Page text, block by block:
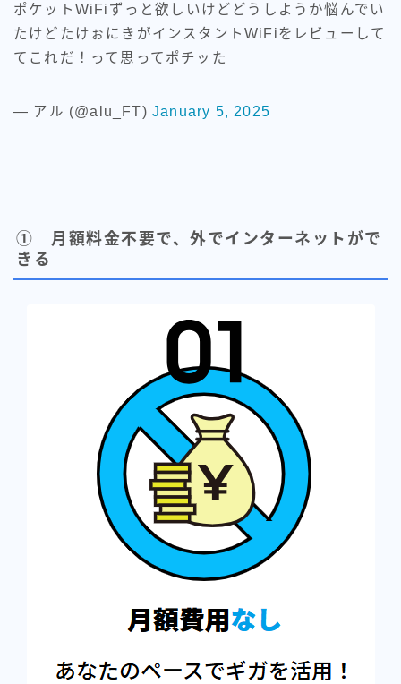
ポケットWiFiずっと欲しいけどどうしようか悩んでい
たけどたけぉにきがインスタントWiFiをレビューして
てこれだ！って思ってポチッた
— アル (@alu_FT) January 5, 2025
① 月額料金不要で、外でインターネットがで
きる